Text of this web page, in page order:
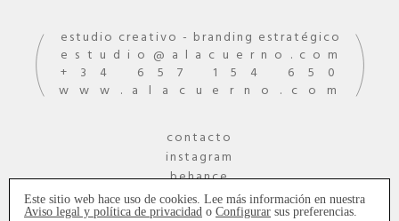
estudio creativo - branding estratégico
estudio
alacuerno.com
+34 657 154 650
www.alacuerno.com
contacto
instagram
behance
Este sitio web hace uso de cookies. Lee más información en nuestra
Aviso legal y política de privacidad o Configurar sus preferencias.